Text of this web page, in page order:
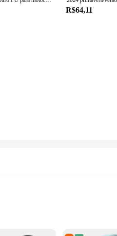
to game as soon as you unbox.
scenarios and preferences.
R$64,11